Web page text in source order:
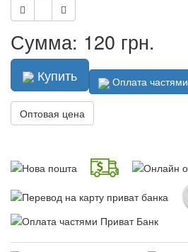
Сумма: 120 грн.
Купить Оплата частями
Оптовая цена